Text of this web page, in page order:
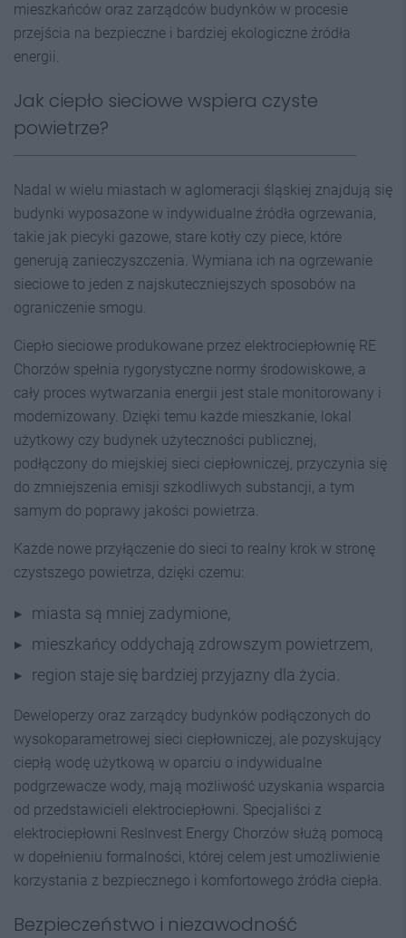
mieszkańców oraz zarządców budynków w procesie
przejścia na bezpieczne i bardziej ekologiczne źródła
energii.
Jak ciepło sieciowe wspiera czyste
powietrze?
Nadal w wielu miastach w aglomeracji śląskiej znajdują się
budynki wyposażone w indywidualne źródła ogrzewania,
takie jak piecyki gazowe, stare kotły czy piece, które
generują zanieczyszczenia. Wymiana ich na ogrzewanie
sieciowe to jeden z najskuteczniejszych sposobów na
ograniczenie smogu.
Ciepło sieciowe produkowane przez elektrociepłownię RE
Chorzów spełnia rygorystyczne normy środowiskowe, a
cały proces wytwarzania energii jest stale monitorowany i
modernizowany. Dzięki temu każde mieszkanie, lokal
użytkowy czy budynek użyteczności publicznej,
podłączony do miejskiej sieci ciepłowniczej, przyczynia się
do zmniejszenia emisji szkodliwych substancji, a tym
samym do poprawy jakości powietrza.
Każde nowe przyłączenie do sieci to realny krok w stronę
czystszego powietrza, dzięki czemu:
miasta są mniej zadymione,
mieszkańcy oddychają zdrowszym powietrzem,
region staje się bardziej przyjazny dla życia.
Deweloperzy oraz zarządcy budynków podłączonych do
wysokoparametrowej sieci ciepłowniczej, ale pozyskujący
ciepłą wodę użytkową w oparciu o indywidualne
podgrzewacze wody, mają możliwość uzyskania wsparcia
od przedstawicieli elektrociepłowni. Specjaliści z
elektrociepłowni ResInvest Energy Chorzów służą pomocą
w dopełnieniu formalności, której celem jest umożliwienie
korzystania z bezpiecznego i komfortowego źródła ciepła.
Bezpieczeństwo i niezawodność